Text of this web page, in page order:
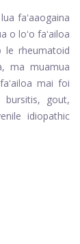
faʻaaogaina
o loʻo faʻailoa
le rheumatoid
ma muamua
mai foi
gout,
idiopathic